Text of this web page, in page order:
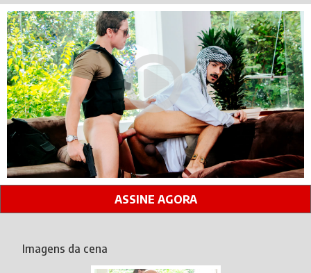
ASSINE AGORA
Imagens da cena